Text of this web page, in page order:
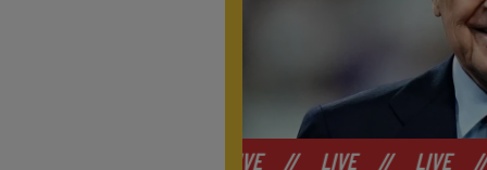
// LIVE // LIVE //